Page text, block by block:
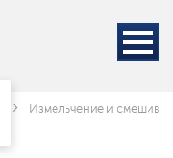
Измельчение и